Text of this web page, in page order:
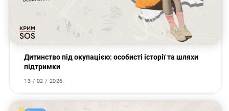
Дитинство під окупацією: особисті історії та шляхи
підтримки
13 / 02 / 2026